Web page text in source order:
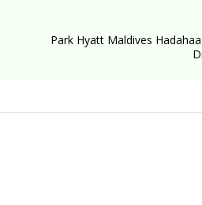
Park Hyatt Maldives